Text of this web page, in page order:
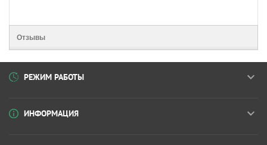
Отзывы
РЕЖИМ РАБОТЫ
ИНФОРМАЦИЯ